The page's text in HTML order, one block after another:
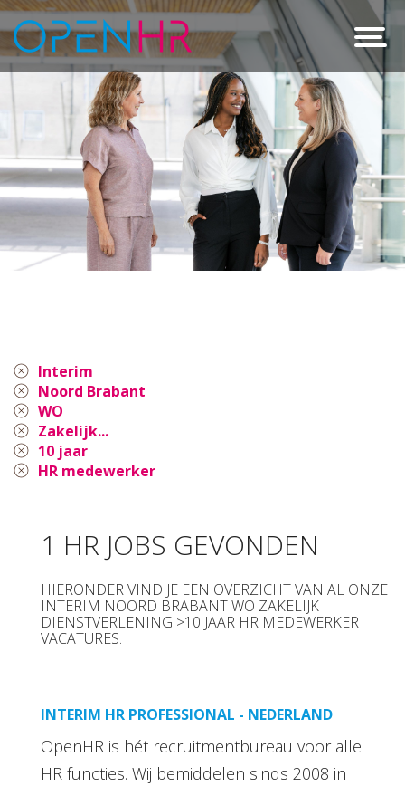
Interim
Noord Brabant
WO
Zakelijk...
10 jaar
HR medewerker
1 HR JOBS GEVONDEN
HIERONDER VIND JE EEN OVERZICHT VAN AL ONZE
INTERIM NOORD BRABANT WO ZAKELIJK
DIENSTVERLENING >10 JAAR HR MEDEWERKER
VACATURES.
INTERIM HR PROFESSIONAL - NEDERLAND
OpenHR is hét recruitmentbureau voor alle
HR functies. Wij bemiddelen sinds 2008 in